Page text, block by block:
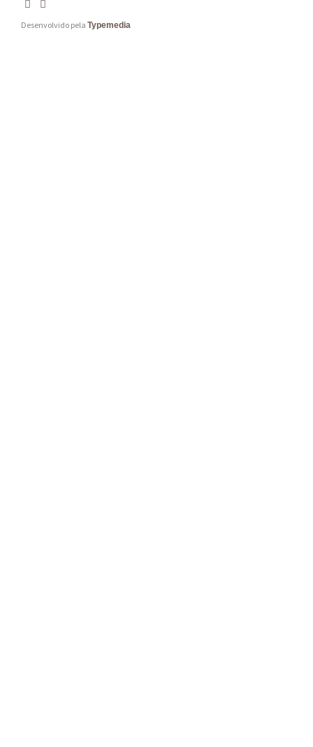
Desenvolvido pela Typemedia